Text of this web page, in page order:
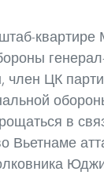
квартире
член ЦК
в
Вьетнаме